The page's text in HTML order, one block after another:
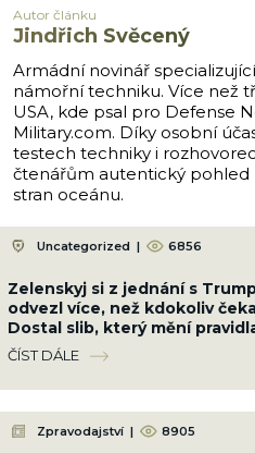
Autor článku
Jindřich Svěcený
Armádní novinář
námořní techniku. Více než
USA, kde psal pro Defense
Military.com. Díky osobní
testech techniky i
čtenářům autentický pohled
stran oceánu.
Uncategorized | 6856
Zelenskyj si z jednání s
odvezl více, než kdokoliv
Dostal slib, který mění
hry
ČÍST DÁLE
Zpravodajství | 8905